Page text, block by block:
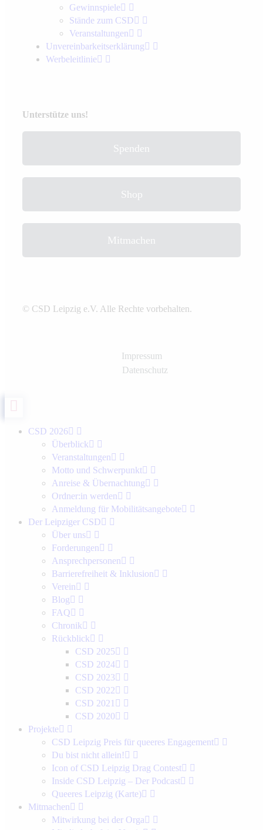
Gewinnspiele
Stände zum CSD
Veranstaltungen
Unvereinbarkeits­erklärung
Werbeleitlinie
Unterstütze uns!
Spenden
Shop
Mitmachen
© CSD Leipzig e.V. Alle Rechte vorbehalten.
Impressum
Datenschutz
CSD 2026
Überblick
Veranstaltungen
Motto und Schwerpunkt
Anreise & Übernachtung
Ordner:in werden
Anmeldung für Mobilitätsangebote
Der Leipziger CSD
Über uns
Forderungen
Ansprechpersonen
Barrierefreiheit & Inklusion
Verein
Blog
FAQ
Chronik
Rückblick
CSD 2025
CSD 2024
CSD 2023
CSD 2022
CSD 2021
CSD 2020
Projekte
CSD Leipzig Preis für queeres Engagement
Du bist nicht allein!
Icon of CSD Leipzig Drag Contest
Inside CSD Leipzig – Der Podcast
Queeres Leipzig (Karte)
Mitmachen
Mitwirkung bei der Orga